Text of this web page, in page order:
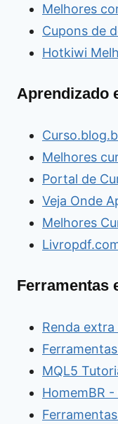
Melhores
Cupons de
Hotkiwi
Aprendizado
Melhores
Portal de
Veja Onde
Melhores
Ferramentas
Renda
MQL5
HomemBR